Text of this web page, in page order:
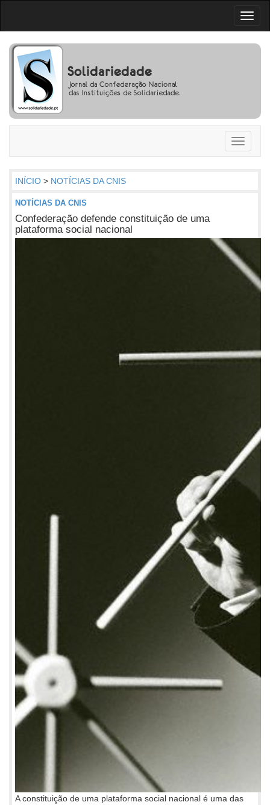
Toggle
INÍCIO > NOTÍCIAS DA CNIS
NOTÍCIAS DA CNIS
Confederação defende constituição de uma
plataforma social nacional
A constituição de uma plataforma social nacional é uma das